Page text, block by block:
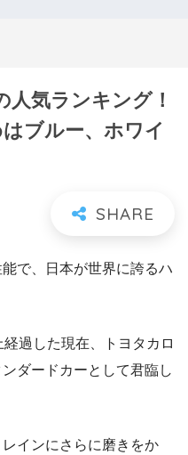
気ランキング！
ブルー、ホワイ
で、日本が世界に誇るハ
過した現在、トヨタカロ
ダードカーとして君臨し
インにさらに磨きをか